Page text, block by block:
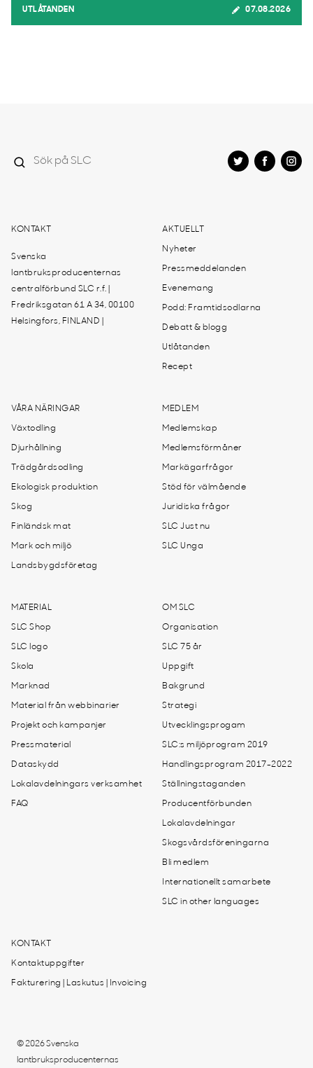
UTLÅTANDEN 07.08.2026
KONTAKT
Svenska
lantbruksproducenternas
centralförbund SLC r.f. |
Fredriksgatan 61 A 34, 00100
Helsingfors, FINLAND |
AKTUELLT
Nyheter
Pressmeddelanden
Evenemang
Podd: Framtidsodlarna
Debatt & blogg
Utlåtanden
Recept
VÅRA NÄRINGAR
Växtodling
Djurhållning
Trädgårdsodling
Ekologisk produktion
Skog
Finländsk mat
Mark och miljö
Landsbygdsföretag
MEDLEM
Medlemskap
Medlemsförmåner
Markägarfrågor
Stöd för välmående
Juridiska frågor
SLC Just nu
SLC Unga
MATERIAL
SLC Shop
SLC logo
Skola
Marknad
Material från webbinarier
Projekt och kampanjer
Pressmaterial
Dataskydd
Lokalavdelningars verksamhet
FAQ
OM SLC
Organisation
SLC 75 år
Uppgift
Bakgrund
Strategi
Utvecklingsprogam
SLC:s miljöprogram 2019
Handlingsprogram 2017-2022
Ställningstaganden
Producentförbunden
Lokalavdelningar
Skogsvårdsföreningarna
Bli medlem
Internationellt samarbete
SLC in other languages
KONTAKT
Kontaktuppgifter
Fakturering | Laskutus | Invoicing
© 2026 Svenska
lantbruksproducenternas